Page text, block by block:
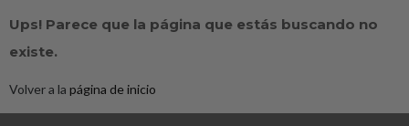
Ups! Parece que la página que estás buscando no
existe.
Volver a la página de inicio